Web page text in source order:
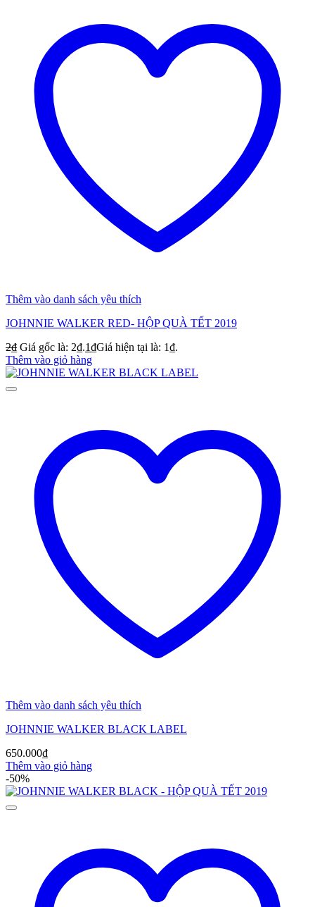
Thêm vào danh sách yêu thích
JOHNNIE WALKER RED- HỘP QUÀ TẾT 2019
2₫ Giá gốc là: 2₫.1₫Giá hiện tại là: 1₫.
Thêm vào giỏ hàng
Thêm vào danh sách yêu thích
JOHNNIE WALKER BLACK LABEL
650.000₫
Thêm vào giỏ hàng
-50%